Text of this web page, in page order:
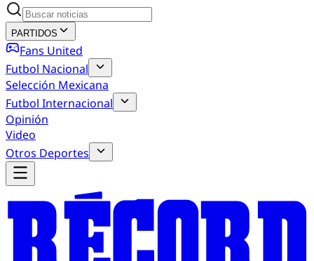
PARTIDOS
Fans United
Futbol Nacional
Selección Mexicana
Futbol Internacional
Opinión
Video
Otros Deportes